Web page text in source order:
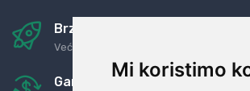
Mi koristimo
Brza i sigurna dostava
Već za nekoliko dana kod vas
Garancija u povrat novaca